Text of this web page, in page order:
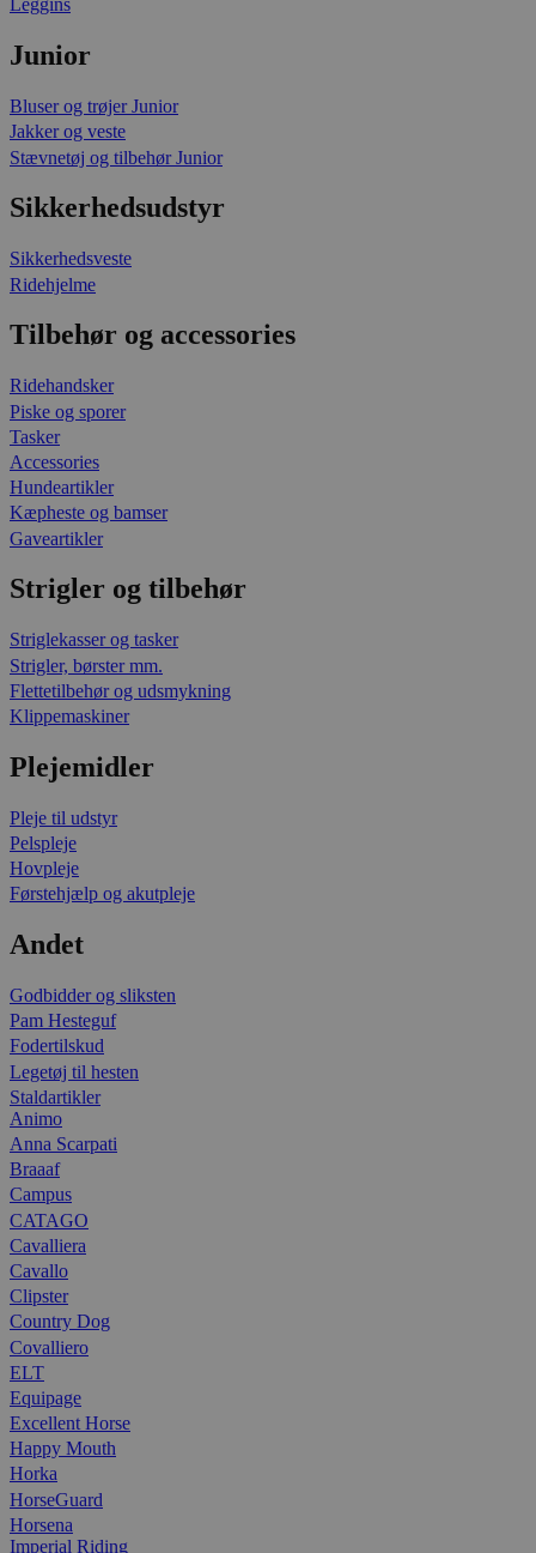
Leggins
Junior
Bluser og trøjer Junior
Jakker og veste
Stævnetøj og tilbehør Junior
Sikkerhedsudstyr
Sikkerhedsveste
Ridehjelme
Tilbehør og accessories
Ridehandsker
Piske og sporer
Tasker
Accessories
Hundeartikler
Kæpheste og bamser
Gaveartikler
Strigler og tilbehør
Striglekasser og tasker
Strigler, børster mm.
Flettetilbehør og udsmykning
Klippemaskiner
Plejemidler
Pleje til udstyr
Pelspleje
Hovpleje
Førstehjælp og akutpleje
Andet
Godbidder og sliksten
Pam Hesteguf
Fodertilskud
Legetøj til hesten
Staldartikler
Animo
Anna Scarpati
Braaaf
Campus
CATAGO
Cavalliera
Cavallo
Clipster
Country Dog
Covalliero
ELT
Equipage
Excellent Horse
Happy Mouth
Horka
HorseGuard
Horsena
Imperial Riding